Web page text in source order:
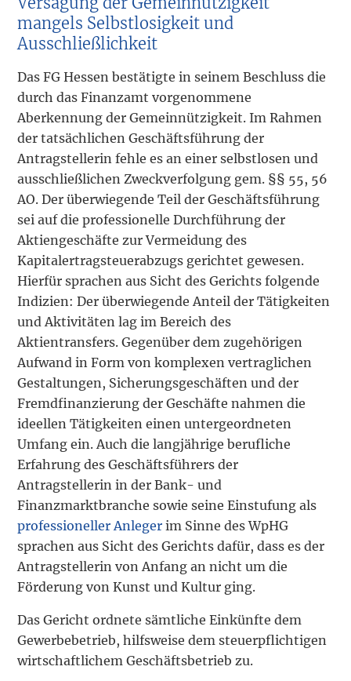
mangels Selbstlosigkeit und
Ausschließlichkeit
Das FG Hessen bestätigte in seinem Beschluss die
durch das Finanzamt vorgenommene
Aberkennung der Gemeinnützigkeit. Im Rahmen
der tatsächlichen Geschäftsführung der
Antragstellerin fehle es an einer selbstlosen und
ausschließlichen Zweckverfolgung gem. §§ 55, 56
AO. Der überwiegende Teil der Geschäftsführung
sei auf die professionelle Durchführung der
Aktiengeschäfte zur Vermeidung des
Kapitalertragsteuerabzugs gerichtet gewesen.
Hierfür sprachen aus Sicht des Gerichts folgende
Indizien: Der überwiegende Anteil der Tätigkeiten
und Aktivitäten lag im Bereich des
Aktientransfers. Gegenüber dem zugehörigen
Aufwand in Form von komplexen vertraglichen
Gestaltungen, Sicherungsgeschäften und der
Fremdfinanzierung der Geschäfte nahmen die
ideellen Tätigkeiten einen untergeordneten
Umfang ein. Auch die langjährige berufliche
Erfahrung des Geschäftsführers der
Antragstellerin in der Bank- und
Finanzmarktbranche sowie seine Einstufung als
professioneller Anleger im Sinne des WpHG
sprachen aus Sicht des Gerichts dafür, dass es der
Antragstellerin von Anfang an nicht um die
Förderung von Kunst und Kultur ging.
Das Gericht ordnete sämtliche Einkünfte dem
Gewerbebetrieb, hilfsweise dem steuerpflichtigen
wirtschaftlichem Geschäftsbetrieb zu.